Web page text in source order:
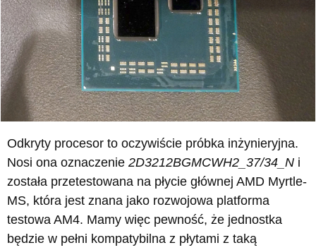
Odkryty procesor to oczywiście próbka inżynieryjna.
Nosi ona oznaczenie 2D3212BGMCWH2_37/34_N i
została przetestowana na płycie głównej AMD Myrtle-
MS, która jest znana jako rozwojowa platforma
testowa AM4. Mamy więc pewność, że jednostka
będzie w pełni kompatybilna z płytami z taką